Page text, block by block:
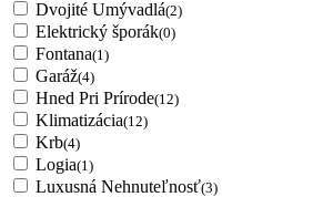
Dvojité Umývadlá(2)
Elektrický šporák(0)
Fontana(1)
Garáž(4)
Hned Pri Prírode(12)
Klimatizácia(12)
Krb(4)
Logia(1)
Luxusná Nehnuteľnosť(3)